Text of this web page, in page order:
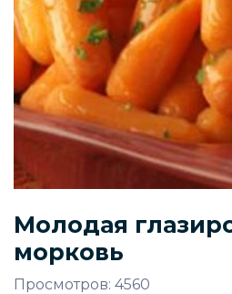
Молодая
морковь
Просмотров: 4560